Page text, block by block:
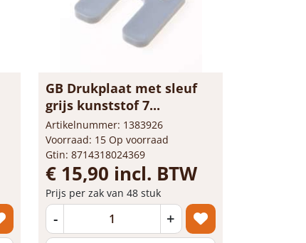
GB Drukplaat met sleuf
grijs kunststof 7...
Artikelnummer: 1383926
Voorraad: 15 Op voorraad
Gtin: 8714318024369
€ 15,90 incl. BTW
Prijs per zak van 48 stuk
- +